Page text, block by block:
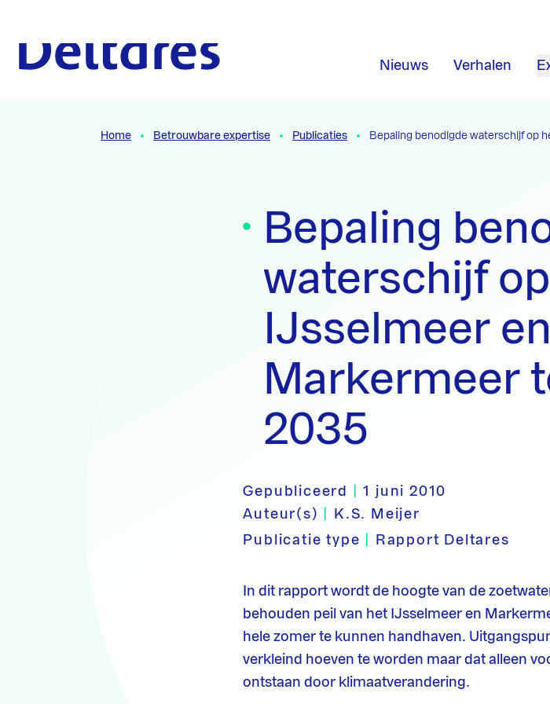
Nieuws Verhalen
Home Betrouwbare expertise Publicaties Bepaling benodigde waterschijf op
Bepaling
waterschijf
IJsselmeer en
Markermeer
2035
Gepubliceerd |1 juni 2010
Auteur(s)
K.S. Meijer
Publicatie type
Rapport Deltares
In dit rapport wordt de hoogte van de
behouden peil van het IJsselmeer en
hele zomer te kunnen handhaven.
verkleind hoeven te worden maar dat alleen
ontstaan door klimaatverandering.